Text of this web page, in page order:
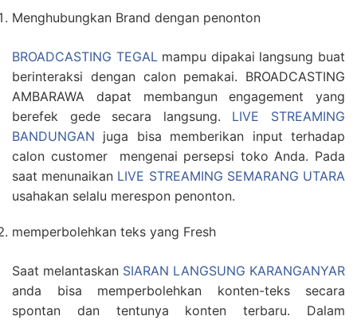
Menghubungkan Brand dengan penonton
BROADCASTING TEGALmampu dipakai langsung buat
berinteraksi dengan calon pemakai. BROADCASTING
AMBARAWA dapat membangun engagement yang
berefek gede secara langsung. LIVE STREAMING
BANDUNGAN juga bisa memberikan input terhadap
calon customer mengenai persepsi toko Anda. Pada
saat menunaikan LIVE STREAMING SEMARANG UTARA
usahakan selalu merespon penonton.
memperbolehkan teks yang Fresh
Saat melantaskan SIARAN LANGSUNG KARANGANYAR
anda bisa memperbolehkan konten-teks secara
spontan dan tentunya konten terbaru. Dalam